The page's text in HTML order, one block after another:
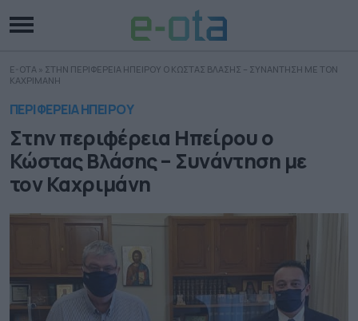
E-OTA » ΣΤΗΝ ΠΕΡΙΦΕΡΕΙΑ ΗΠΕΙΡΟΥ Ο ΚΩΣΤΑΣ ΒΛΑΣΗΣ – ΣΥΝΑΝΤΗΣΗ ΜΕ ΤΟΝ
ΚΑΧΡΙΜΑΝΗ
ΠΕΡΙΦΕΡΕΙΑ ΗΠΕΙΡΟΥ
Στην περιφέρεια Ηπείρου ο
Κώστας Βλάσης – Συνάντηση με
τον Καχριμάνη